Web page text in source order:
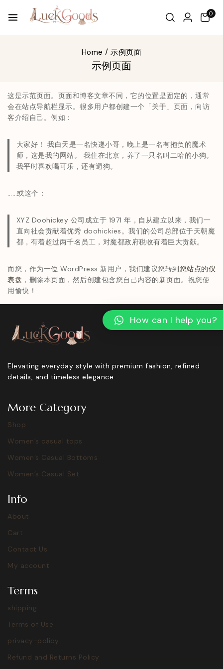
0
Home / 示例页面
示例页面
这是示范页面。页面和博客文章不同，它的位置是固定的，通常
会在站点导航栏显示。很多用户都创建一个「关于」页面，向访
客介绍自己。例如：
大家好！ 我白天是一名快递小哥，晚上是一名有抱负的魔术
师，这是我的网站。 我住在北京，养了一只名叫二哈的小狗。
我平时喜欢喝可乐，还有遛狗。
……或这个：
XYZ Doohickey 公司成立于 1971 年，自从建立以来，我们一
直向社会贡献着优秀 doohickies。我们的公司总部位于天朝魔
都，有着超过两千名员工，对魔都政府税收有着巨大贡献。
而您，作为一位 WordPress 新用户，我们建议您转到您站点的仪
表盘 ，删除本页面，然后创建包含您自己内容的新页面。祝您使
用愉快！
Elevating everyday style with premium fashion, refined
details, and timeless elegance.
More Category
Shop
Women’s casual tops
Women’s Casual Bottoms
Women’s Casual Set
Info
About
Cart
Contact Us
My account
Terms
shipping
Terms of Use
privacy-policy
Refund and Returns Policy
How can I help you?